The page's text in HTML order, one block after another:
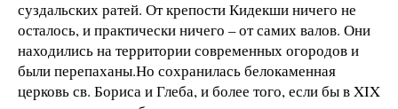
суздальских ратей. От крепости Кидекши ничего не
осталось, и практически ничего – от самих валов. Они
находились на территории современных огородов и
были перепаханы.Но сохранилась белокаменная
церковь св. Бориса и Глеба, и более того, если бы в XIX